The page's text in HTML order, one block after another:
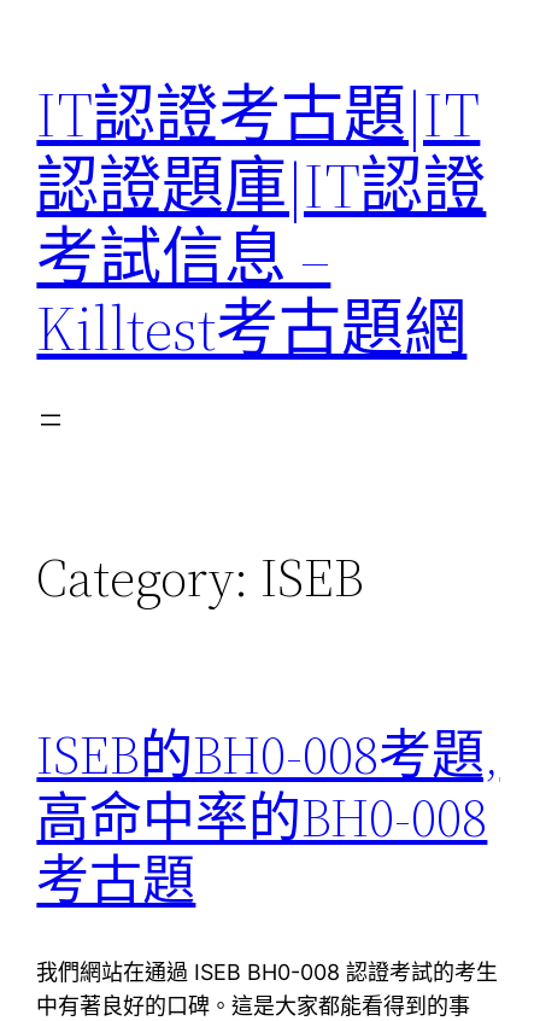
content
IT認證考古題|IT
認證題庫|IT認證
考試信息 –
Killtest考古題網
Category: ISEB
ISEB的BH0-008考題,
高命中率的BH0-008
考古題
我們網站在通過 ISEB BH0-008 認證考試的考生
中有著良好的口碑。這是大家都能看得到的事